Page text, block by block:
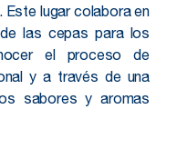
Este lugar colabora en
las cepas para los
el proceso de
y a través de una
sabores y aromas